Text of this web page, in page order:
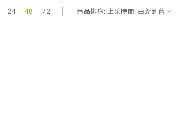
24 48 72 商品排序: 上架時間: 由新到舊